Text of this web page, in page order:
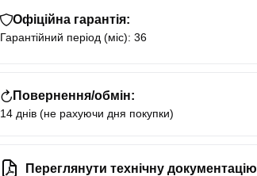
Офіційна гарантія:
Гарантійний період (міс): 36
Повернення/обмін:
14 днів (не рахуючи дня покупки)
Переглянути технічну документацію